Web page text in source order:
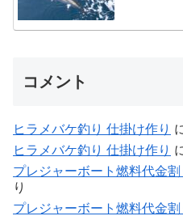
コメント
ヒラメバケ釣り 仕掛け作り
ヒラメバケ釣り 仕掛け作り
プレジャーボート燃料代金割
り
プレジャーボート燃料代金割